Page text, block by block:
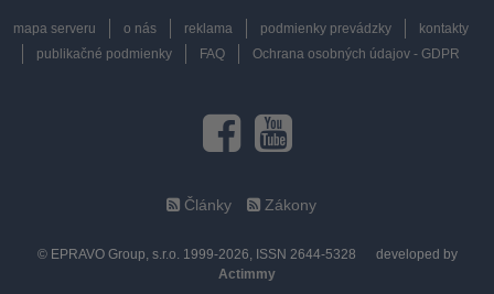
mapa serveru o nás reklama podmienky prevádzky
kontakty
publikačné podmienky
FAQ Ochrana osobných údajov - GDPR
Články Zákony
© EPRAVO Group, s.r.o. 1999-2026, ISSN 2644-5328
developed by
Actimmy